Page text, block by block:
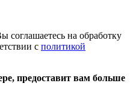
соглашаетесь на обработку
с политикой
предоставит вам больше